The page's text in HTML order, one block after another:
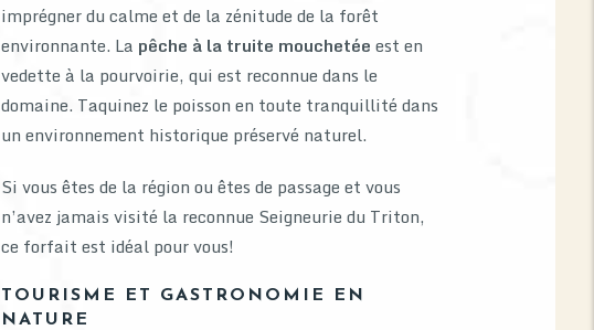
imprégner du calme et de la zénitude de la forêt
environnante. La pêche à la truite mouchetée est en
vedette à la pourvoirie, qui est reconnue dans le
domaine. Taquinez le poisson en toute tranquillité dans
un environnement historique préservé naturel.
Si vous êtes de la région ou êtes de passage et vous
n’avez jamais visité la reconnue Seigneurie du Triton,
ce forfait est idéal pour vous!
TOURISME ET GASTRONOMIE EN
NATURE